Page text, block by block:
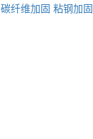
碳纤维加固 粘钢加固